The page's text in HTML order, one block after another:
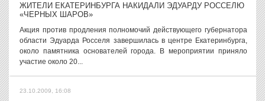
ЖИТЕЛИ ЕКАТЕРИНБУРГА НАКИДАЛИ ЭДУАРДУ РОССЕЛЮ
«ЧЕРНЫХ ШАРОВ»
Акция против продления полномочий действующего губернатора
области Эдуарда Росселя завершилась в центре Екатеринбурга,
около памятника основателей города. В мероприятии приняло
участие около 20...
23.10.2009, 16:08